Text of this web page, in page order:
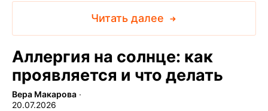
Читать далее
Аллергия на солнце: как
проявляется и что делать
Вера Макарова ∙
20.07.2026